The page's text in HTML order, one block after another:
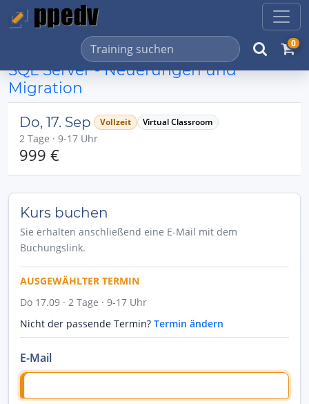
0
SQL Server - Neuerungen und
Migration
Do, 17. Sep Vollzeit Virtual Classroom
2 Tage · 9-17 Uhr
999 €
Kurs buchen
Sie erhalten anschließend eine E-Mail mit dem
Buchungslink.
AUSGEWÄHLTER TERMIN
Do 17.09 · 2 Tage · 9-17 Uhr
Nicht der passende Termin? Termin ändern
E-Mail